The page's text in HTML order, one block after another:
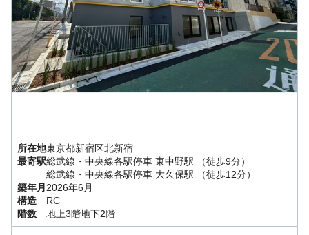
所在地東京都新宿区北新宿
最寄駅総武線・中央線各駅停車 東中野駅
（徒歩9分）
総武線・中央線各駅停車 大久保駅
（徒歩12分）
築年月2026年6月
構造
RC
階数
地上3階地下2階